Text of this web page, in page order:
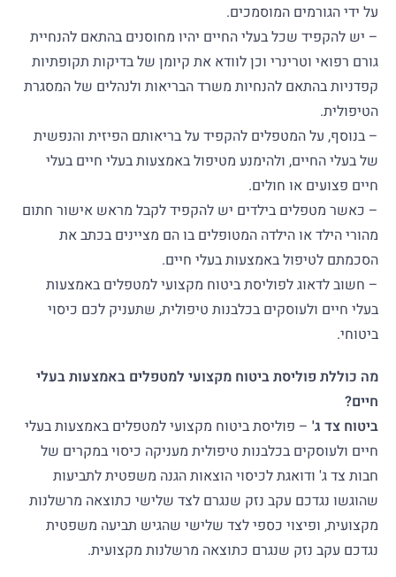
על ידי הגורמים המוסמכים.
– יש להקפיד שכל בעלי החיים יהיו מחוסנים בהתאם להנחיית
גורם רפואי וטרינרי וכן לוודא את קיומן של בדיקות תקופתיות
קפדניות בהתאם להנחיות משרד הבריאות ולנהלים של המסגרת
הטיפולית.
– בנוסף, על המטפלים להקפיד על בריאותם הפיזית והנפשית
של בעלי החיים, ולהימנע מטיפול באמצעות בעלי חיים בעלי
חיים פצועים או חולים.
– כאשר מטפלים בילדים יש להקפיד לקבל מראש אישור חתום
מהורי הילד או הילדה המטופלים בו הם מציינים בכתב את
הסכמתם לטיפול באמצעות בעלי חיים.
– חשוב לדאוג לפוליסת ביטוח מקצועי למטפלים באמצעות
בעלי חיים ולעוסקים בכלבנות טיפולית, שתעניק לכם כיסוי
ביטוחי.
מה כוללת פוליסת ביטוח מקצועי למטפלים באמצעות בעלי
חיים?
ביטוח צד ג' – פוליסת ביטוח מקצועי למטפלים באמצעות בעלי
חיים ולעוסקים בכלבנות טיפולית מעניקה כיסוי במקרים של
חבות צד ג' ודואגת לכיסוי הוצאות הגנה משפטית לתביעות
שהוגשו נגדכם עקב נזק שנגרם לצד שלישי כתוצאה מרשלנות
מקצועית, ופיצוי כספי לצד שלישי שהגיש תביעה משפטית
נגדכם עקב נזק שנגרם כתוצאה מרשלנות מקצועית.